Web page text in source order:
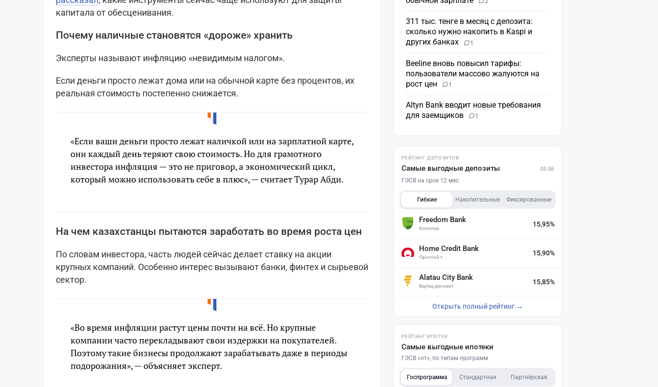
капитала от обесценивания.
Почему наличные становятся «дороже» хранить
Эксперты называют инфляцию «невидимым налогом».
Если деньги просто лежат дома или на обычной карте без процентов, их
реальная стоимость постепенно снижается.
«Если ваши деньги просто лежат наличкой или на зарплатной карте,
они каждый день теряют свою стоимость. Но для грамотного
инвестора инфляция — это не приговор, а экономический цикл,
который можно использовать себе в плюс», — считает Турар Абди.
На чем казахстанцы пытаются заработать во время роста цен
По словам инвестора, часть людей сейчас делает ставку на акции
крупных компаний. Особенно интерес вызывают банки, финтех и сырьевой
сектор.
«Во время инфляции растут цены почти на всё. Но крупные
компании часто перекладывают свои издержки на покупателей.
Поэтому такие бизнесы продолжают зарабатывать даже в периоды
подорожания», — объясняет эксперт.
311 тыс. тенге в месяц с депозита:
сколько нужно накопить в Kaspi и
других банках
1
Beeline вновь повысил тарифы:
пользователи массово жалуются на
рост цен
1
Altyn Bank вводит новые требования
для заемщиков
1
РЕЙТИНГ ДЕПОЗИТОВ
Самые выгодные депозиты 05.08
ГЭСВ на срок 12 мес
Гибкие Накопительные Фиксированные
Freedom Bank
Копилка
15,95%
Home Credit Bank
Простой +
15,90%
Alatau City Bank
Baytaq депозит
15,85%
Открыть полный рейтинг →
РЕЙТИНГ ИПОТЕК
Самые выгодные ипотеки
ГЭСВ «от», по типам программ
Госпрограмма Стандартная Партнёрская